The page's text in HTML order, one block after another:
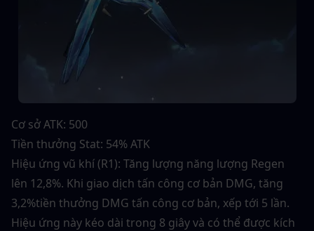
Cơ sở ATK: 500
Tiền thưởng Stat: 54% ATK
Hiệu ứng vũ khí (R1): Tăng lượng năng lượng Regen
lên 12,8%. Khi giao dịch tấn công cơ bản DMG, tăng
3,2%tiền thưởng DMG tấn công cơ bản, xếp tới 5 lần.
Hiệu ứng này kéo dài trong 8 giây và có thể được kích